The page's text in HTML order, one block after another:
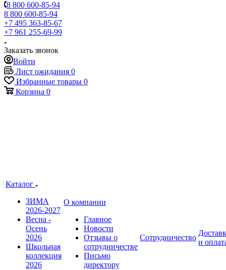
8 800 600-85-94
8 800 600-85-94
+7 495 363-85-67
+7 961 255-69-99
Заказать звонок
Войти
Лист ожидания 0
Избранные товары 0
Корзина 0
Каталог
ЗИМА
2026-2027
Весна -
Осень
2026
Школьная
коллекция
2026
О компании
Главное
Новости
Отзывы о
сотрудничестве
Письмо
директору
Сотрудничество
и